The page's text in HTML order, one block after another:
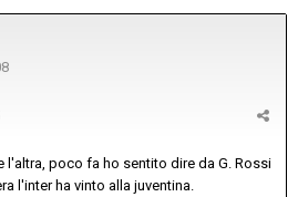
l'altra, poco fa ho sentito dire da G. Rossi
l'inter ha vinto alla juventina.